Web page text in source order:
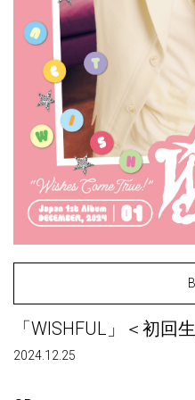
「WISHFUL」＜初回
2024.12.25